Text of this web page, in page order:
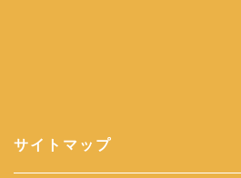
サイトマップ